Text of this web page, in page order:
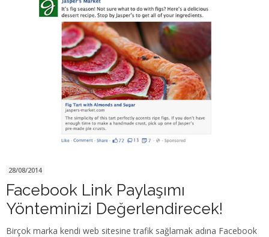
28/08/2014
Facebook Link Paylaşımı
Yönteminizi Değerlendirecek!
Birçok marka kendi web sitesine trafik sağlamak adına Facebook